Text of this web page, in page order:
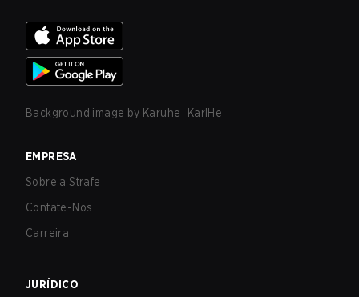
Background image by Karuhe_KarlHe
EMPRESA
Sobre a Strafe
Contate-Nos
Carreira
JURÍDICO